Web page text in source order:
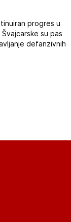
progres u
su pas
defanzivnih